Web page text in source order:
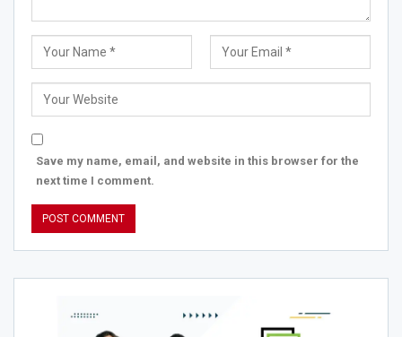
Save my name, email, and website in this browser for the
next time I comment.